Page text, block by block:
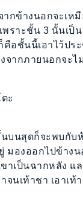
ากข้างนอกจะเห
พราะชั้น 3 นั้นเป็
คือชั้นนี้เอาไว้ป
จากภายนอกจะไ
บนสุดก็จะพบกับ
มองออกไปข้าง
าเป็นฉากหลัง แ
าจนเท้าชา เอาเ